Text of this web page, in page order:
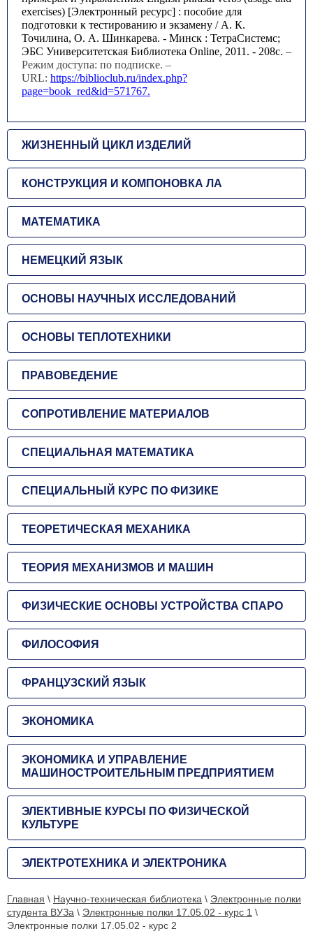
exercises) [Электронный ресурс] : пособие для
подготовки к тестированию и экзамену / А. К.
Точилина, О. А. Шинкарева. - Минск : ТетраСистемс;
ЭБС Университетская Библиотека Online, 2011. - 208с. –
Режим доступа: по подписке. –
URL: https://biblioclub.ru/index.php?
page=book_red&id=571767.
ЖИЗНЕННЫЙ ЦИКЛ ИЗДЕЛИЙ
КОНСТРУКЦИЯ И КОМПОНОВКА ЛА
МАТЕМАТИКА
НЕМЕЦКИЙ ЯЗЫК
ОСНОВЫ НАУЧНЫХ ИССЛЕДОВАНИЙ
ОСНОВЫ ТЕПЛОТЕХНИКИ
ПРАВОВЕДЕНИЕ
СОПРОТИВЛЕНИЕ МАТЕРИАЛОВ
СПЕЦИАЛЬНАЯ МАТЕМАТИКА
СПЕЦИАЛЬНЫЙ КУРС ПО ФИЗИКЕ
ТЕОРЕТИЧЕСКАЯ МЕХАНИКА
ТЕОРИЯ МЕХАНИЗМОВ И МАШИН
ФИЗИЧЕСКИЕ ОСНОВЫ УСТРОЙСТВА СПАРО
ФИЛОСОФИЯ
ФРАНЦУЗСКИЙ ЯЗЫК
ЭКОНОМИКА
ЭКОНОМИКА И УПРАВЛЕНИЕ
МАШИНОСТРОИТЕЛЬНЫМ ПРЕДПРИЯТИЕМ
ЭЛЕКТИВНЫЕ КУРСЫ ПО ФИЗИЧЕСКОЙ
КУЛЬТУРЕ
ЭЛЕКТРОТЕХНИКА И ЭЛЕКТРОНИКА
Главная \ Научно-техническая библиотека \ Электронные полки
студента ВУЗа \ Электронные полки 17.05.02 - курс 1 \
Электронные полки 17.05.02 - курс 2